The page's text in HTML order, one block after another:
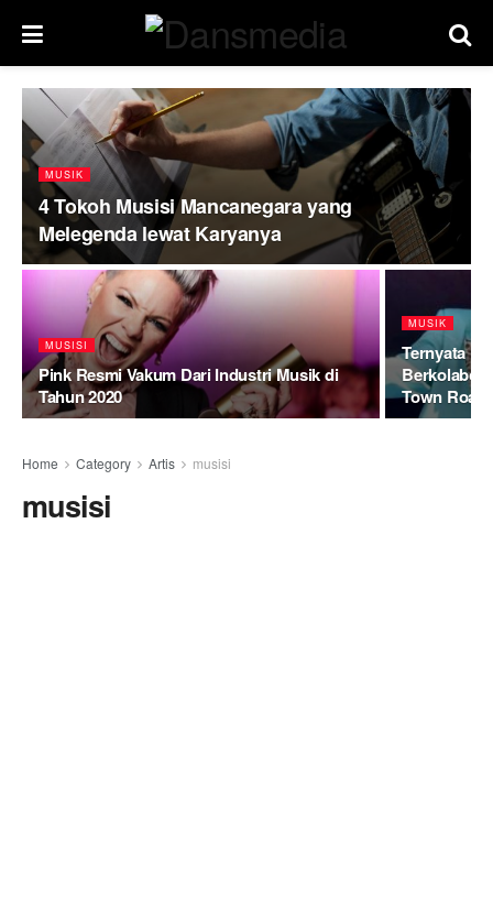
MUSIK
4 Tokoh Musisi Mancanegara yang
Melegenda lewat Karyanya
MUSISI
Pink Resmi Vakum Dari Industri Musik di
Tahun 2020
MUSIK
Ternyata
Town Road
Home Category Artis musisi
musisi